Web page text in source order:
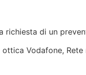
richiesta di un
Vodafone,